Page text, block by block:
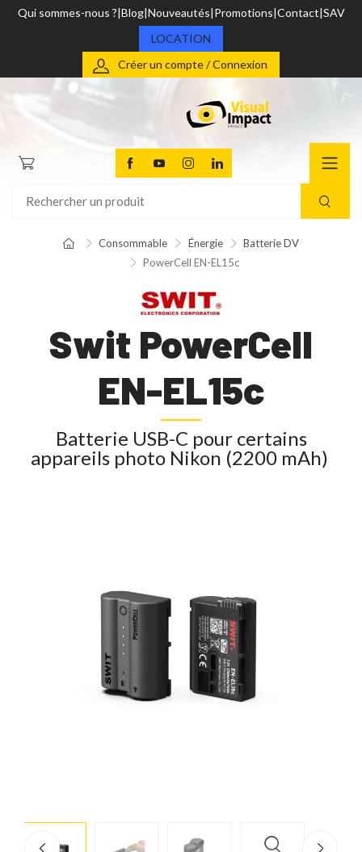
Qui sommes-nous ? Blog Nouveautés Promotions Contact SAV
LOCATION
Créer un compte / Connexion
Consommable Énergie
Batterie DV
PowerCell EN-EL15c
Swit PowerCell
EN-EL15c
Batterie USB-C pour certains
appareils photo Nikon (2200 mAh)
info